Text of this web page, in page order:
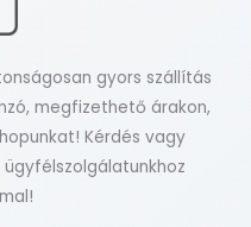
gyors szállítás
megfizethető árakon,
Kérdés vagy